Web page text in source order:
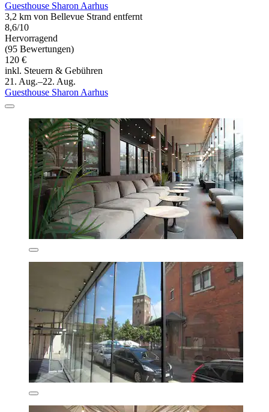
Guesthouse Sharon Aarhus
3,2 km von Bellevue Strand entfernt
8,6/10
Hervorragend
(95 Bewertungen)
120 €
inkl. Steuern & Gebühren
21. Aug.–22. Aug.
Guesthouse Sharon Aarhus